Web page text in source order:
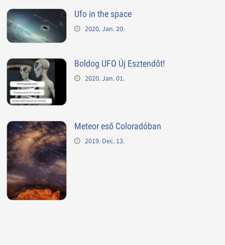
Ufo in the space
2020. Jan. 20.
Boldog UFO Új Esztendőt!
2020. Jan. 01.
Meteor eső Coloradóban
2019. Dec. 13.